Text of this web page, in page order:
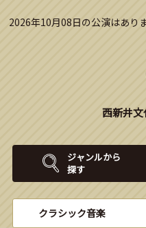
2026年10月08日の公演はあり
西新井
ジャンルから
探す
クラシック音楽